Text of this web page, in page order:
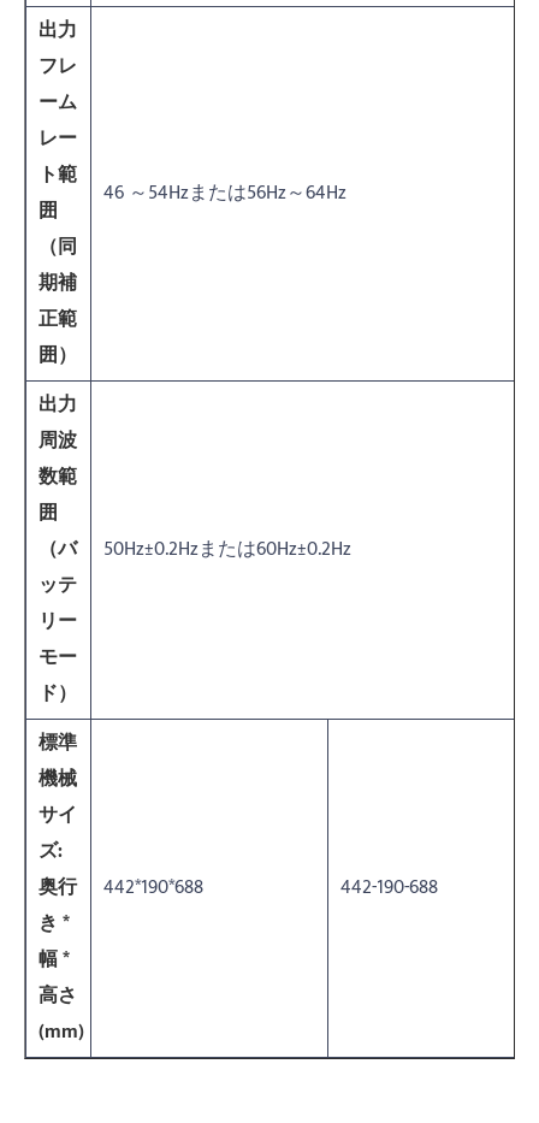
出力
フレ
ーム
レー
ト範
囲
（同
期補
正範
囲）
46 ～54Hzまたは56Hz～64Hz
出力
周波
数範
囲
（バ
ッテ
リー
モー
ド）
50Hz±0.2Hzまたは60Hz±0.2Hz
標準
機械
サイ
ズ:
奥行
き *
幅 *
高さ
(mm)
442*190*688 442-190-688